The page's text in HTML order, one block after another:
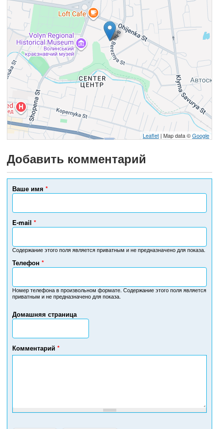
Leaflet | Map data ©Google
Добавить комментарий
Ваше имя *
E-mail *
Содержание этого поля является приватным и не предназначено для показа.
Домашняя страница
Телефон *
Н
м
е
т
л
е
ф
Номер телефона в произвольном формате. Содержание этого поля является
приватным и не предназначено для показа.
Комментарий *